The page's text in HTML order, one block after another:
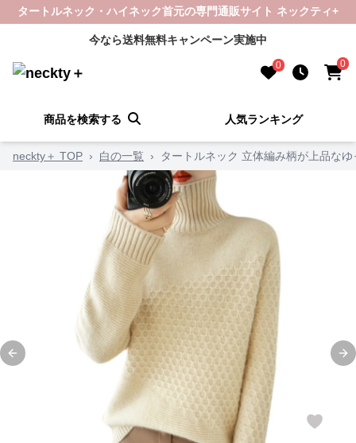
タートルネック・ハイネック首元の専門通販サイト ネックティ+
今なら送料無料キャンペーン実施中
0 0
商品を検索する 人気ランキング
neckty＋ TOP › 白の一覧 › タートルネック 立体編み柄が上品な
Previous slide